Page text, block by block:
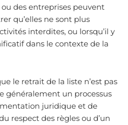
des entreprises peuvent
qu’elles ne sont plus
interdites, ou lorsqu’il y
dans le contexte de la
le retrait de la liste n’est pas
généralement un processus
juridique et de
respect des règles ou d’un